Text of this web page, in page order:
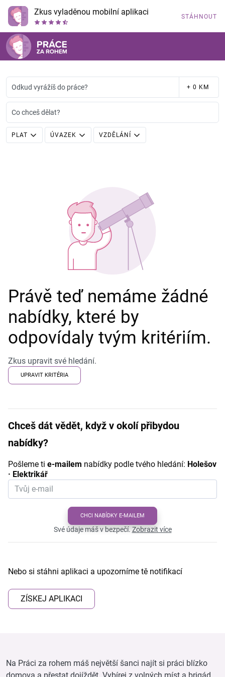
Zkus vyladěnou mobilní aplikaci STÁHNOUT
Odkud vyrážíš do práce? + 0 KM
Co chceš dělat?
PLAT ÚVAZEK VZDĚLÁNÍ
Právě teď nemáme žádné
nabídky, které by
odpovídaly tvým kritériím.
Zkus upravit své hledání.
UPRAVIT KRITÉRIA
Chceš dát vědět, když v okolí přibydou
nabídky?
Pošleme ti e-mailem nabídky podle tvého hledání: Holešov
· Elektrikář
CHCI NABÍDKY E-MAILEM
Své údaje máš v bezpečí.Zobrazit více
Nebo si stáhni aplikaci a upozorníme tě notifikací
ZÍSKEJ APLIKACI
Na Práci za rohem máš největší šanci najít si práci blízko
domova a přestat dojíždět. Vybírej z volných míst a brigád